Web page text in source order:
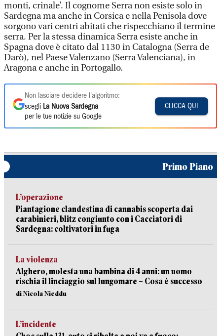
monti, crinale’. Il cognome Serra non esiste solo in
Sardegna ma anche in Corsica e nella Penisola dove
sorgono vari centri abitati che rispecchiano il termine
serra. Per la stessa dinamica Serra esiste anche in
Spagna dove è citato dal 1130 in Catalogna (Serra de
Darò), nel Paese Valenzano (Serra Valenciana), in
Aragona e anche in Portogallo.
Non lasciare decidere l'algoritmo:
scegli La Nuova Sardegna
per le tue notizie su Google
CLICCA QUI
Primo Piano
L’operazione
Piantagione clandestina di cannabis scoperta dai
carabinieri, blitz congiunto con i Cacciatori di
Sardegna: coltivatori in fuga
La violenza
Alghero, molesta una bambina di 4 anni: un uomo
rischia il linciaggio sul lungomare – Cosa è successo
di Nicola Nieddu
L’incidente